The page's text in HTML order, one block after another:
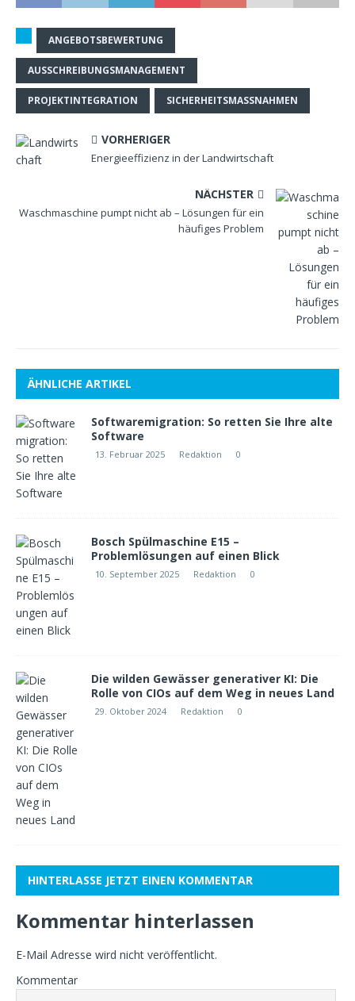
ANGEBOTSBEWERTUNG
AUSSCHREIBUNGSMANAGEMENT
PROJEKTINTEGRATION SICHERHEITSMASSNAHMEN
VORHERIGER
Energieeffizienz in der Landwirtschaft
NÄCHSTER
Waschmaschine pumpt nicht ab – Lösungen für ein
häufiges Problem
ÄHNLICHE ARTIKEL
Softwaremigration: So retten Sie Ihre alte
Software
13. Februar 2025 Redaktion 0
Bosch Spülmaschine E15 –
Problemlösungen auf einen Blick
10. September 2025 Redaktion 0
Die wilden Gewässer generativer KI: Die
Rolle von CIOs auf dem Weg in neues Land
29. Oktober 2024 Redaktion 0
HINTERLASSE JETZT EINEN KOMMENTAR
Kommentar hinterlassen
E-Mail Adresse wird nicht veröffentlicht.
Kommentar